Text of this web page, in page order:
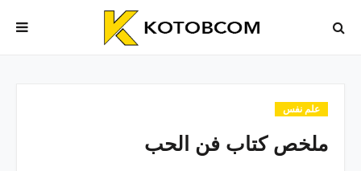
علم نفس
ملخص كتاب فن الحب